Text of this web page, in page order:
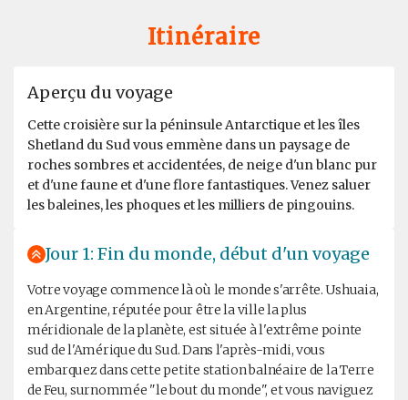
Itinéraire
Aperçu du voyage
Cette croisière sur la péninsule Antarctique et les îles
Shetland du Sud vous emmène dans un paysage de
roches sombres et accidentées, de neige d'un blanc pur
et d'une faune et d'une flore fantastiques. Venez saluer
les baleines, les phoques et les milliers de pingouins.
Jour 1: Fin du monde, début d'un voyage
Votre voyage commence là où le monde s'arrête. Ushuaia,
en Argentine, réputée pour être la ville la plus
méridionale de la planète, est située à l'extrême pointe
sud de l'Amérique du Sud. Dans l'après-midi, vous
embarquez dans cette petite station balnéaire de la Terre
de Feu, surnommée "le bout du monde", et vous naviguez